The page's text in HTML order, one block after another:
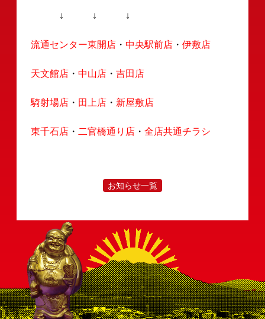
↓ ↓ ↓
流通センター東開店 ・ 中央駅前店 ・ 伊敷店
天文館店 ・ 中山店 ・ 吉田店
騎射場店 ・ 田上店 ・ 新屋敷店
東千石店 ・ 二官橋通り店 ・ 全店共通チラシ
お知らせ一覧
採用情報 会社案内 決済情報